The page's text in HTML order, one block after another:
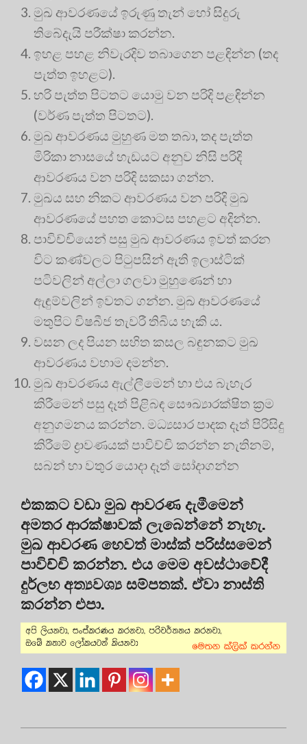
මුඛ ආවරණයේ ඉරුණු තැන් හෝ සිදුරු
තිබේදැයි පරීක්ෂා කරන්න.
ඉහළ පහළ නිවැරදිව තබාගෙන පළඳින්න (තද
පැත්ත ඉහළට).
හරි පැත්ත පිටතට යොමු වන පරිදි පළඳින්න
(වර්ණ පැත්ත පිටතට).
මුඛ ආවරණය මුහුණ මත තබා, තද පැත්ත
මිරිකා නාසයේ හැඩයට අනුව නිසි පරිදි
ආවරණය වන පරිදි සකසා ගන්න.
මුඛය සහ නිකට ආවරණය වන පරිදි මුඛ
ආවරණයේ පහත කොටස පහළට අදින්න.
පාවිච්චියෙන් පසු මුඛ ආවරණය ඉවත් කරන
විට කණ්වලට පිටුපසින් ඇති ඉලාස්ටික්
පටිවලින් අල්ලා ගලවා මුහුණෙන් හා
ඇඳුම්වලින් ඉවතට ගන්න. මුඛ ආවරණයේ
මතුපිට විෂබීජ තැවරී තිබිය හැකි ය.
වසන ලද පියන සහිත කසල බඳුනකට මුඛ
ආවරණය වහාම දමන්න.
මුඛ ආවරණය ඇල්ලීමෙන් හා එය බැහැර
කිරීමෙන් පසු දෑත් පිළිබඳ සෞඛ්‍යාරක්ෂිත ක්‍රම
අනුගමනය කරන්න. මධ්‍යසාර පාදක දෑත් පිරිසිදු
කිරීමේ ද්‍රාවණයක් පාවිච්චි කරන්න නැතිනම්,
සබන් හා වතුර යොදා දෑත් සෝදාගන්න
එකකට වඩා මුඛ ආවරණ දැමීමෙන්
අමතර ආරක්ෂාවක් ලැබෙන්නේ නැහැ.
මුඛ ආවරණ හෙවත් මාස්ක් පරිස්සමෙන්
පාවිච්චි කරන්න. එය මෙම අවස්ථාවේදී
දුර්ලභ අත්‍යවශ්‍ය සම්පතක්. ඒවා නාස්ති
කරන්න එපා.